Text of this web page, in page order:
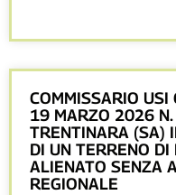
COMMISSARIO
19 MARZO 2026 N.
TRENTINARA (SA)
DI UN TERRENO DI
ALIENATO SENZA
REGIONALE